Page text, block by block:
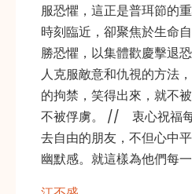
服恐懼，這正是普珥節的
時刻臨近，卻聚焦於生命
勝恐懼，以集體歡慶擊退
人克服敵意和仇視的方法
的拘禁，笑得出來，就不
不被俘虜。 // 衷心祝福
去自由的朋友，不但心中
幽默感。就這樣為他們每